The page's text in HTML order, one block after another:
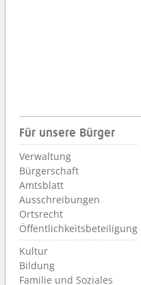
Für unsere Bürger
Verwaltung
Bürgerschaft
Amtsblatt
Ausschreibungen
Ortsrecht
Öffentlichkeitsbeteiligung
Kultur
Bildung
Familie und Soziales